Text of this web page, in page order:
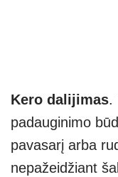
Kero dalijimas.
padauginimo
pavasarį arba
nepažeidžiant